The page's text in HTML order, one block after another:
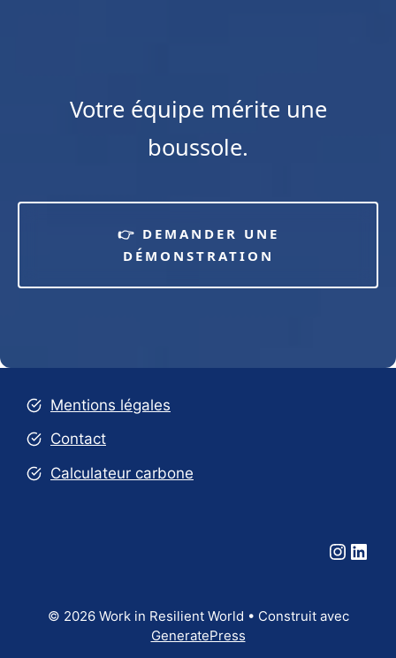
Votre équipe mérite une
boussole.
👉 DEMANDER UNE
DÉMONSTRATION
Mentions légales
Contact
Calculateur carbone
© 2026 Work in Resilient World • Construit avec
GeneratePress